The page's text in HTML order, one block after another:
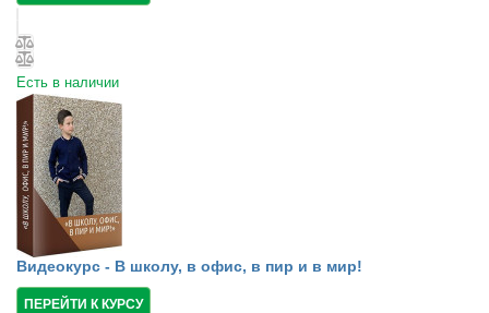
Есть в наличии
Видеокурс - В школу, в офис, в пир и в мир!
ПЕРЕЙТИ К КУРСУ